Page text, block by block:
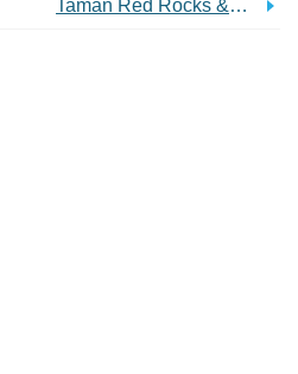
Taman Red Rocks &Amfiteater